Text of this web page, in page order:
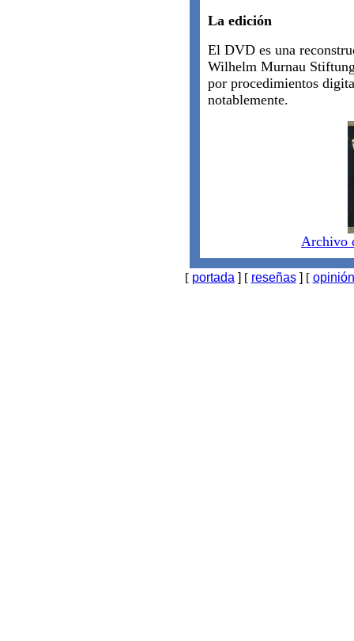
La edición
El DVD es una
Wilhelm Murnau
por procedimientos
notablemente.
Archivo
[ portada ] [ reseñas] [ opinión